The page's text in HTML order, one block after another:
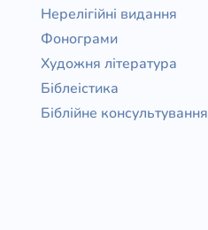
Нерелігійні видання
Фонограми
Художня література
Біблеістика
Біблійне консультування